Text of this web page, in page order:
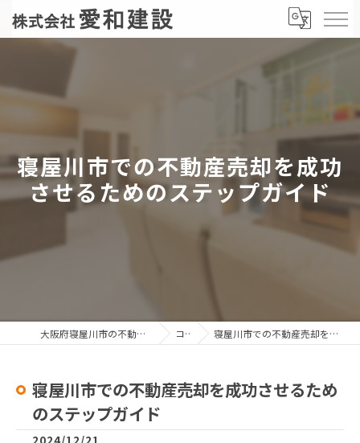
寝屋川市での不動産売却を成功
させるためのステップガイド
大阪府寝屋川市の不動産売却なら株式会社愛和建設 コラム 寝屋川市での不動産売却を成功させるためのステップガイド
寝屋川市での不動産売却を成功させるため
のステップガイド
2024/12/21